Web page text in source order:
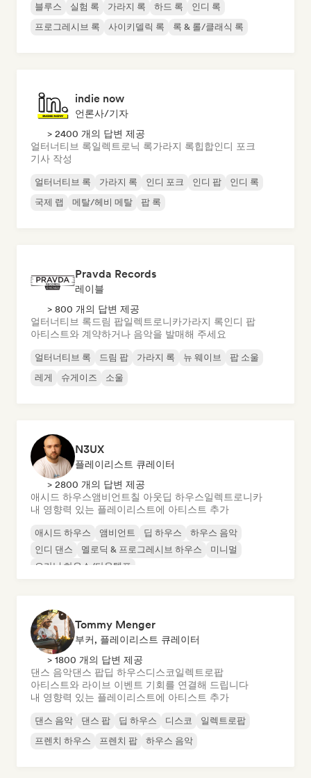
블루스 실험 록 가라지 록 하드 록
인디 록
프로그레시브 록
사이키델릭 록 록 & 롤/클래식 록
indie now
언론사/기자
> 2400 개의 답변 제공
얼터너티브 록일렉트로닉 록가라지 록힙합인디 포크
기사 작성
얼터너티브 록 가라지 록 인디 포크 인디 팝
인디 록
국제 랩
메탈/헤비 메탈 팝 록
Pravda Records
레이블
> 800 개의 답변 제공
얼터너티브 록드림 팝일렉트로니카가라지 록인디 팝
아티스트와 계약하거나 음악을 발매해 주세요
얼터너티브 록 드림 팝 가라지 록 뉴 웨이브
팝 소울
레게
슈게이즈 소울
N3UX
플레이리스트 큐레이터
> 2800 개의 답변 제공
애시드 하우스앰비언트칠 아웃딥 하우스일렉트로니카
내 영향력 있는 플레이리스트에 아티스트 추가
애시드 하우스 앰비언트 딥 하우스
하우스 음악
인디 댄스
멜로딕 & 프로그레시브 하우스
미니멀
오가닉 하우스/다운템포
Tommy Menger
부커, 플레이리스트 큐레이터
> 1800 개의 답변 제공
댄스 음악댄스 팝딥 하우스디스코일렉트로팝
아티스트와 라이브 이벤트 기회를 연결해 드립니다
내 영향력 있는 플레이리스트에 아티스트 추가
댄스 음악 댄스 팝 딥 하우스 디스코
일렉트로팝
프렌치 하우스
프렌치 팝 하우스 음악